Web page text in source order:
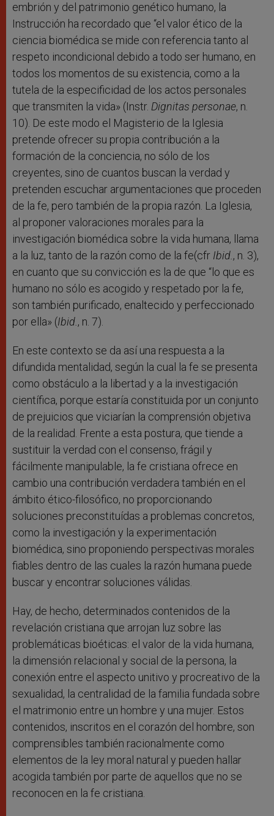
embrión y del patrimonio genético humano, la
Instrucción ha recordado que “el valor ético de la
ciencia biomédica se mide con referencia tanto al
respeto incondicional debido a todo ser humano, en
todos los momentos de su existencia, como a la
tutela de la especificidad de los actos personales
que transmiten la vida» (Instr. Dignitas personae, n.
10). De este modo el Magisterio de la Iglesia
pretende ofrecer su propia contribución a la
formación de la conciencia, no sólo de los
creyentes, sino de cuantos buscan la verdad y
pretenden escuchar argumentaciones que proceden
de la fe, pero también de la propia razón. La Iglesia,
al proponer valoraciones morales para la
investigación biomédica sobre la vida humana, llama
a la luz, tanto de la razón como de la fe(cfr Ibid., n. 3),
en cuanto que su convicción es la de que “lo que es
humano no sólo es acogido y respetado por la fe,
son también purificado, enaltecido y perfeccionado
por ella» (Ibid., n. 7).
En este contexto se da así una respuesta a la
difundida mentalidad, según la cual la fe se presenta
como obstáculo a la libertad y a la investigación
científica, porque estaría constituida por un conjunto
de prejuicios que viciarían la comprensión objetiva
de la realidad. Frente a esta postura, que tiende a
sustituir la verdad con el consenso, frágil y
fácilmente manipulable, la fe cristiana ofrece en
cambio una contribución verdadera también en el
ámbito ético-filosófico, no proporcionando
soluciones preconstituídas a problemas concretos,
como la investigación y la experimentación
biomédica, sino proponiendo perspectivas morales
fiables dentro de las cuales la razón humana puede
buscar y encontrar soluciones válidas.
Hay, de hecho, determinados contenidos de la
revelación cristiana que arrojan luz sobre las
problemáticas bioéticas: el valor de la vida humana,
la dimensión relacional y social de la persona, la
conexión entre el aspecto unitivo y procreativo de la
sexualidad, la centralidad de la familia fundada sobre
el matrimonio entre un hombre y una mujer. Estos
contenidos, inscritos en el corazón del hombre, son
comprensibles también racionalmente como
elementos de la ley moral natural y pueden hallar
acogida también por parte de aquellos que no se
reconocen en la fe cristiana.